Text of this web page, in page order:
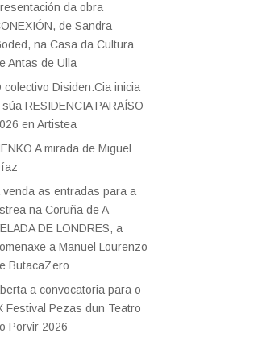
da obra
de Sandra
na Casa da Cultura
Antas de Ulla
colectivo Disiden.Cia inicia
súa RESIDENCIA PARAÍSO
en Artistea
A mirada de Miguel
venda as entradas para a
na Coruña de A
DE LONDRES, a
a Manuel Lourenzo
ButacaZero
a convocatoria para o
Festival Pezas dun Teatro
Porvir 2026